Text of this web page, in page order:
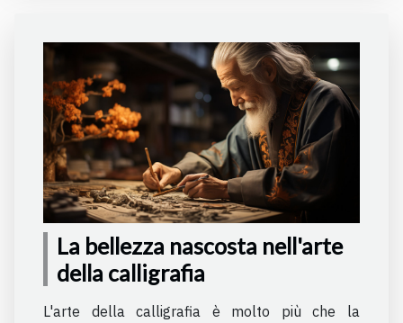
La bellezza nascosta nell'arte
della calligrafia
L'arte della calligrafia è molto più che la